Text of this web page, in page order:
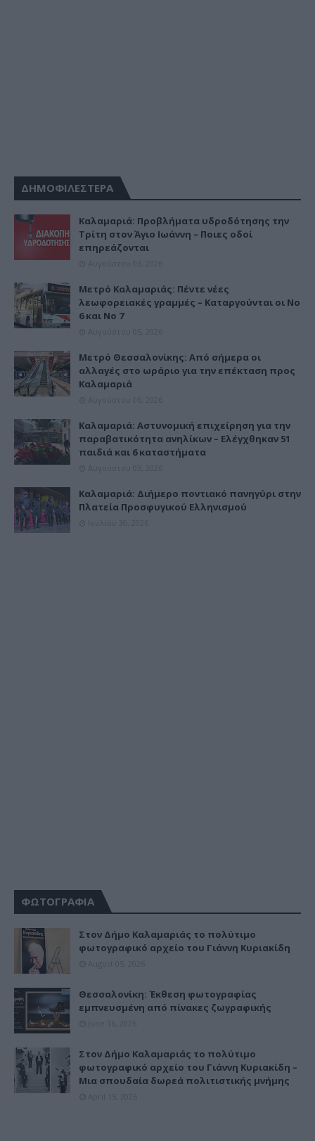
ΔΗΜΟΦΙΛΕΣΤΕΡΑ
Καλαμαριά: Προβλήματα υδροδότησης την
Τρίτη στον Άγιο Ιωάννη – Ποιες οδοί
επηρεάζονται
Μετρό Καλαμαριάς: Πέντε νέες
λεωφορειακές γραμμές – Καταργούνται οι Νο
6 και Νο 7
Μετρό Θεσσαλονίκης: Από σήμερα οι
αλλαγές στο ωράριο για την επέκταση προς
Καλαμαριά
Καλαμαριά: Αστυνομική επιχείρηση για την
παραβατικότητα ανηλίκων – Ελέγχθηκαν 51
παιδιά και 6 καταστήματα
Καλαμαριά: Διήμερο ποντιακό πανηγύρι στην
Πλατεία Προσφυγικού Ελληνισμού
ΦΩΤΟΓΡΑΦΙΑ
Στον Δήμο Καλαμαριάς το πολύτιμο
φωτογραφικό αρχείο του Γιάννη Κυριακίδη
Θεσσαλονίκη: Έκθεση φωτογραφίας
εμπνευσμένη από πίνακες ζωγραφικής
Στον Δήμο Καλαμαριάς το πολύτιμο
φωτογραφικό αρχείο του Γιάννη Κυριακίδη –
Μια σπουδαία δωρεά πολιτιστικής μνήμης